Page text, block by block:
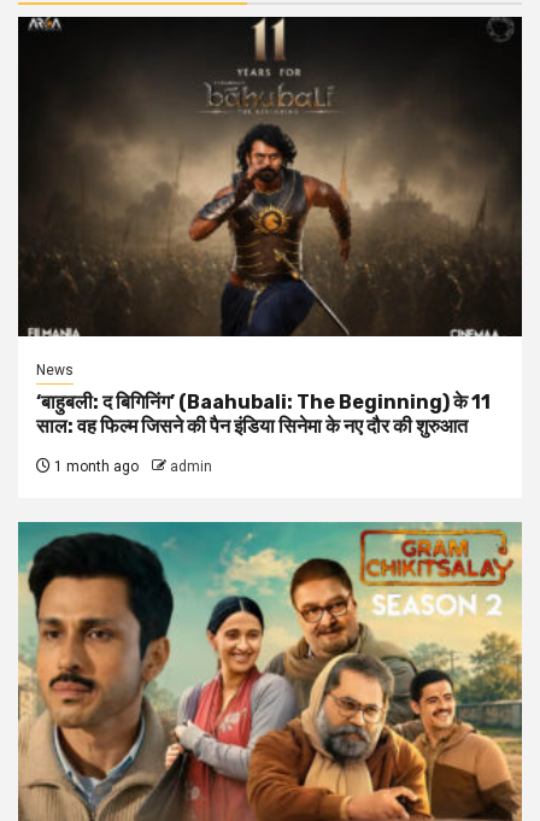
News
‘बाहुबली: द बिगिनिंग’ (Baahubali: The Beginning) के 11
साल: वह फिल्म जिसने की पैन इंडिया सिनेमा के नए दौर की शुरुआत
1 month ago admin